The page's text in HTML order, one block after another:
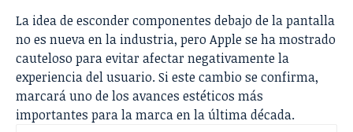
La idea de esconder componentes debajo de la pantalla
no es nueva en la industria, pero Apple se ha mostrado
cauteloso para evitar afectar negativamente la
experiencia del usuario. Si este cambio se confirma,
marcará uno de los avances estéticos más
importantes para la marca en la última década.